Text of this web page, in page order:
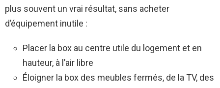
plus souvent un vrai résultat, sans acheter
d’équipement inutile :
Placer la box au centre utile du logement et en
hauteur, à l’air libre
Éloigner la box des meubles fermés, de la TV, des